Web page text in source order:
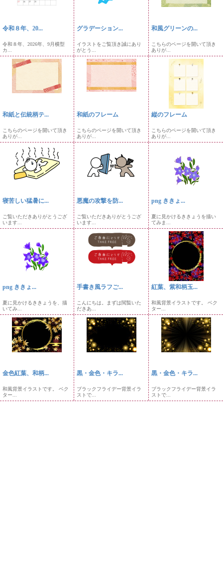
令和８年、20...
令和８年、2026年、9月横型
カ...
グラデーション...
イラストをご覧頂き誠にあり
がとう...
和風グリーンの...
こちらのページを開いて頂き
ありが...
和紙と伝統柄テ...
こちらのページを開いて頂き
ありが...
和紙のフレーム
こちらのページを開いて頂き
ありが...
縦のフレーム
こちらのページを開いて頂き
ありが...
寝苦しい猛暑に...
ご覧いただきありがとうござ
います...
悪魔の攻撃を防...
ご覧いただきありがとうござ
います...
png ききょ...
夏に見かけるききょうを描い
てみま...
png ききょ...
夏に見かけるききょうを、描
いてみ...
手書き風ラフご...
こんにちは。まずは閲覧いた
だきあ...
紅葉、紫和柄玉...
和風背景イラストです。 ベク
ター...
金色紅葉、和柄...
和風背景イラストです。 ベク
ター...
黒・金色・キラ...
ブラックフライデー背景イラ
ストで...
黒・金色・キラ...
ブラックフライデー背景イラ
ストで...